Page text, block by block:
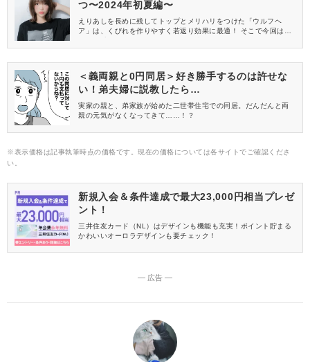
つ〜2024年初夏編〜
えりあしを長めに残してトップとメリハリをつけた「ウルフヘ
ア」は、くびれを作りやすく若返り効果に最適！ そこで今回は、
クアップしてみました。
＜義両親と0円同居＞好き勝手するのは許せな
い！弟夫婦に説教したら…
実家の親と、弟家族が始めた二世帯住宅での同居。だんだんと両
親の元気がなくなってきて……！？
※表示価格は記事執筆時点の価格です。現在の価格については各サイトでご確認くださ
い。
新規入会＆条件達成で最大23,000円相当プレゼ
ント！
三井住友カード（NL）はデザインも機能も充実！ポイント貯まる
かわいいオーロラデザインも要チェック！
― 広告 ―